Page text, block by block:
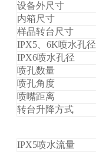
设备外尺寸
内箱尺寸
样品转台尺寸
IPX5、6K喷水孔径
IPX6喷水孔径
喷孔数量
喷孔角度
喷嘴距离
转台升降方式
IPX5喷水流量